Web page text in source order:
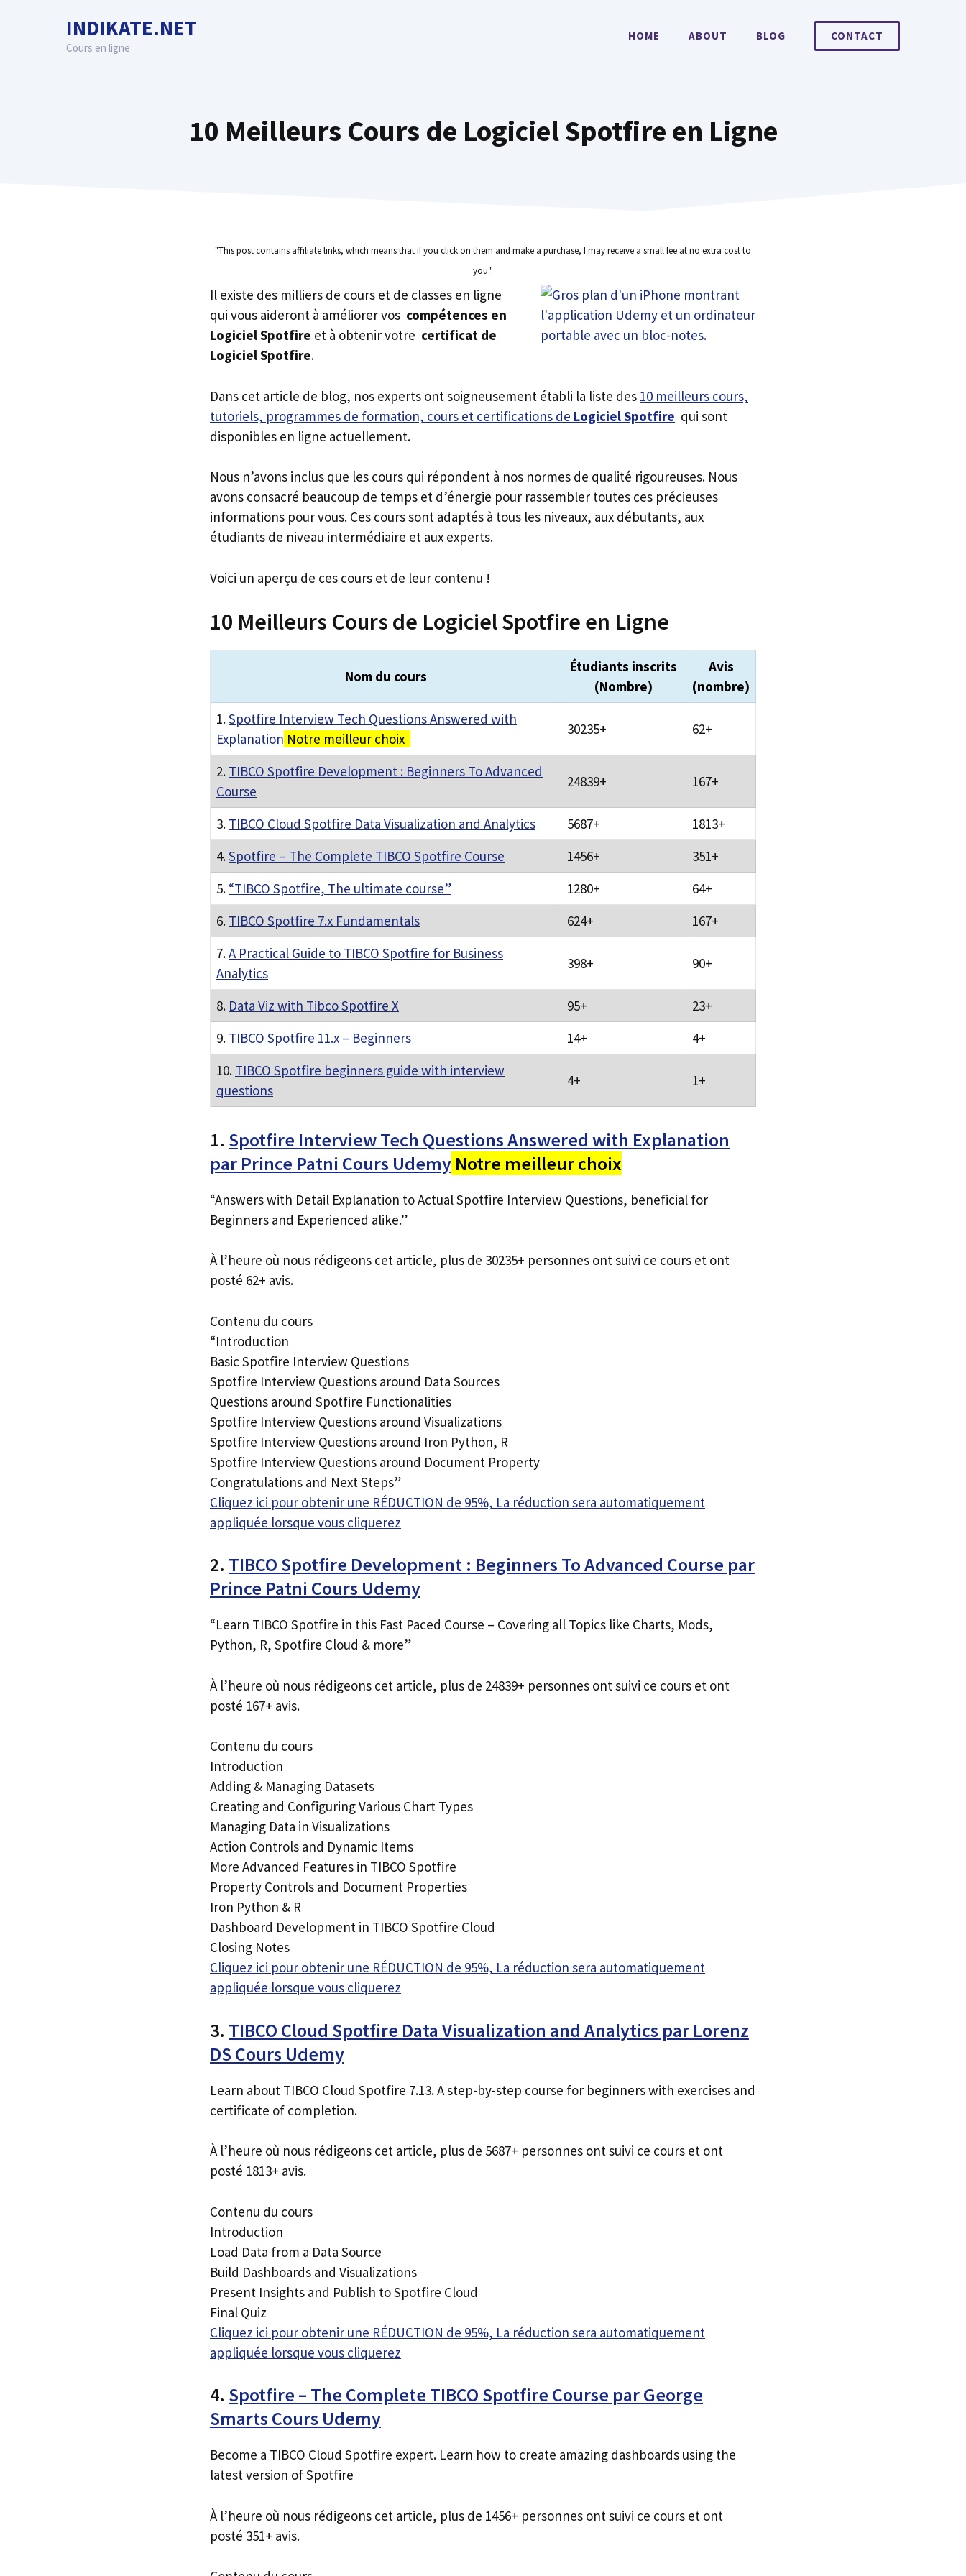
INDIKATE.NET
Cours en ligne
HOME ABOUT BLOG CONTACT
10 Meilleurs Cours de Logiciel Spotfire en Ligne
"This post contains affiliate links, which means that if you click on them and make a purchase, I may receive a small fee at no extra cost to
you."
Il existe des milliers de cours et de classes en ligne
qui vous aideront à améliorer vos compétences en
Logiciel Spotfire et à obtenir votre certificat de
Logiciel Spotfire.
Dans cet article de blog, nos experts ont soigneusement établi la liste des 10 meilleurs cours,
tutoriels, programmes de formation, cours et certifications de Logiciel Spotfire qui sont
disponibles en ligne actuellement.
Nous n’avons inclus que les cours qui répondent à nos normes de qualité rigoureuses. Nous
avons consacré beaucoup de temps et d’énergie pour rassembler toutes ces précieuses
informations pour vous. Ces cours sont adaptés à tous les niveaux, aux débutants, aux
étudiants de niveau intermédiaire et aux experts.
Voici un aperçu de ces cours et de leur contenu !
10 Meilleurs Cours de Logiciel Spotfire en Ligne
Nom du cours
Étudiants inscrits
(Nombre)
Avis
(nombre)
1.Spotfire Interview Tech Questions Answered with
Explanation Notre meilleur choix
30235+ 62+
2. TIBCO Spotfire Development : Beginners To Advanced
Course
24839+ 167+
3. TIBCO Cloud Spotfire Data Visualization and Analytics 5687+
1813+
4.Spotfire – The Complete TIBCO Spotfire Course 1456+
351+
5. “TIBCO Spotfire, The ultimate course” 1280+
64+
6. TIBCO Spotfire 7.x Fundamentals 624+
167+
7.A Practical Guide to TIBCO Spotfire for Business
Analytics
398+ 90+
8. Data Viz with Tibco Spotfire X 95+
23+
9. TIBCO Spotfire 11.x – Beginners 14+
4+
10. TIBCO Spotfire beginners guide with interview
questions
4+ 1+
1. Spotfire Interview Tech Questions Answered with Explanation
par Prince Patni Cours Udemy Notre meilleur choix
“Answers with Detail Explanation to Actual Spotfire Interview Questions, beneficial for
Beginners and Experienced alike.”
À l’heure où nous rédigeons cet article, plus de 30235+ personnes ont suivi ce cours et ont
posté 62+ avis.
Contenu du cours
“Introduction
Basic Spotfire Interview Questions
Spotfire Interview Questions around Data Sources
Questions around Spotfire Functionalities
Spotfire Interview Questions around Visualizations
Spotfire Interview Questions around Iron Python, R
Spotfire Interview Questions around Document Property
Congratulations and Next Steps”
Cliquez ici pour obtenir une RÉDUCTION de 95%, La réduction sera automatiquement
appliquée lorsque vous cliquerez
2. TIBCO Spotfire Development : Beginners To Advanced Course par
Prince Patni Cours Udemy
“Learn TIBCO Spotfire in this Fast Paced Course – Covering all Topics like Charts, Mods,
Python, R, Spotfire Cloud & more”
À l’heure où nous rédigeons cet article, plus de 24839+ personnes ont suivi ce cours et ont
posté 167+ avis.
Contenu du cours
Introduction
Adding & Managing Datasets
Creating and Configuring Various Chart Types
Managing Data in Visualizations
Action Controls and Dynamic Items
More Advanced Features in TIBCO Spotfire
Property Controls and Document Properties
Iron Python & R
Dashboard Development in TIBCO Spotfire Cloud
Closing Notes
Cliquez ici pour obtenir une RÉDUCTION de 95%, La réduction sera automatiquement
appliquée lorsque vous cliquerez
3. TIBCO Cloud Spotfire Data Visualization and Analytics par Lorenz
DS Cours Udemy
Learn about TIBCO Cloud Spotfire 7.13. A step-by-step course for beginners with exercises and
certificate of completion.
À l’heure où nous rédigeons cet article, plus de 5687+ personnes ont suivi ce cours et ont
posté 1813+ avis.
Contenu du cours
Introduction
Load Data from a Data Source
Build Dashboards and Visualizations
Present Insights and Publish to Spotfire Cloud
Final Quiz
Cliquez ici pour obtenir une RÉDUCTION de 95%, La réduction sera automatiquement
appliquée lorsque vous cliquerez
4. Spotfire – The Complete TIBCO Spotfire Course par George
Smarts Cours Udemy
Become a TIBCO Cloud Spotfire expert. Learn how to create amazing dashboards using the
latest version of Spotfire
À l’heure où nous rédigeons cet article, plus de 1456+ personnes ont suivi ce cours et ont
posté 351+ avis.